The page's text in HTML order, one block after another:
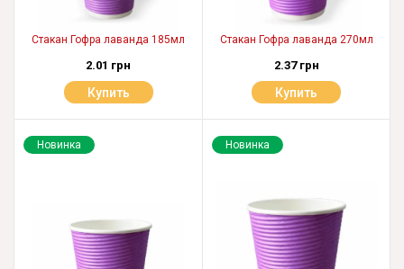
Стакан Гофра лаванда 185мл
2.01 грн
Купить
Стакан Гофра лаванда 270мл
2.37 грн
Купить
Новинка Новинка